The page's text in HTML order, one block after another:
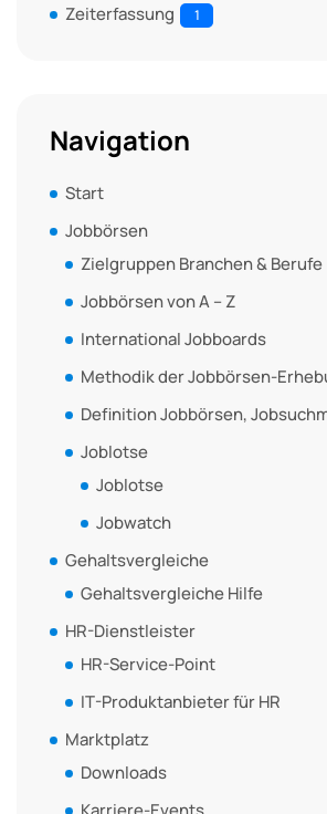
Zeiterfassung 1
Navigation
Start
Jobbörsen
Zielgruppen Branchen & Berufe
Jobbörsen von A – Z
International Jobboards
Methodik der Jobbörsen-
Definition Jobbörsen,
Joblotse
Joblotse
Jobwatch
Gehaltsvergleiche
Gehaltsvergleiche Hilfe
HR-Dienstleister
HR-Service-Point
IT-Produktanbieter für HR
Marktplatz
Downloads